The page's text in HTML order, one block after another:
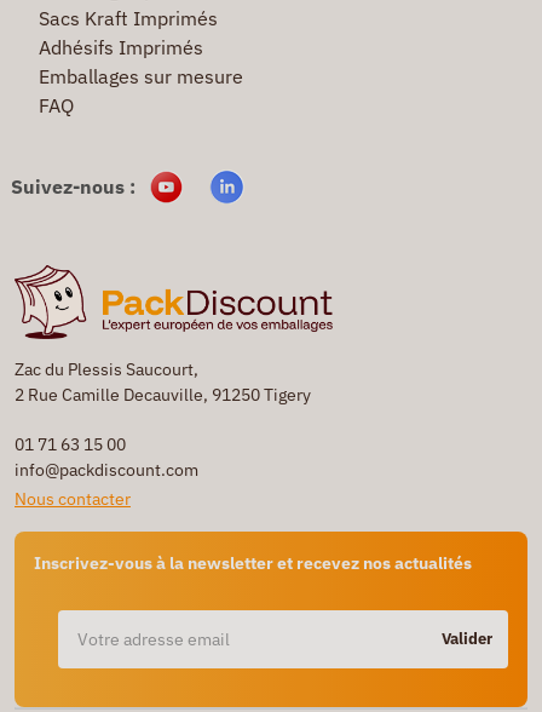
Zac du Plessis Saucourt,
2 Rue Camille Decauville, 91250 Tigery
01 71 63 15 00
info@packdiscount.com
Nous contacter
Inscrivez-vous à la newsletter et recevez nos actualités
Valider
Sacs Kraft Imprimés
Adhésifs Imprimés
Emballages sur mesure
FAQ
Suivez-nous :